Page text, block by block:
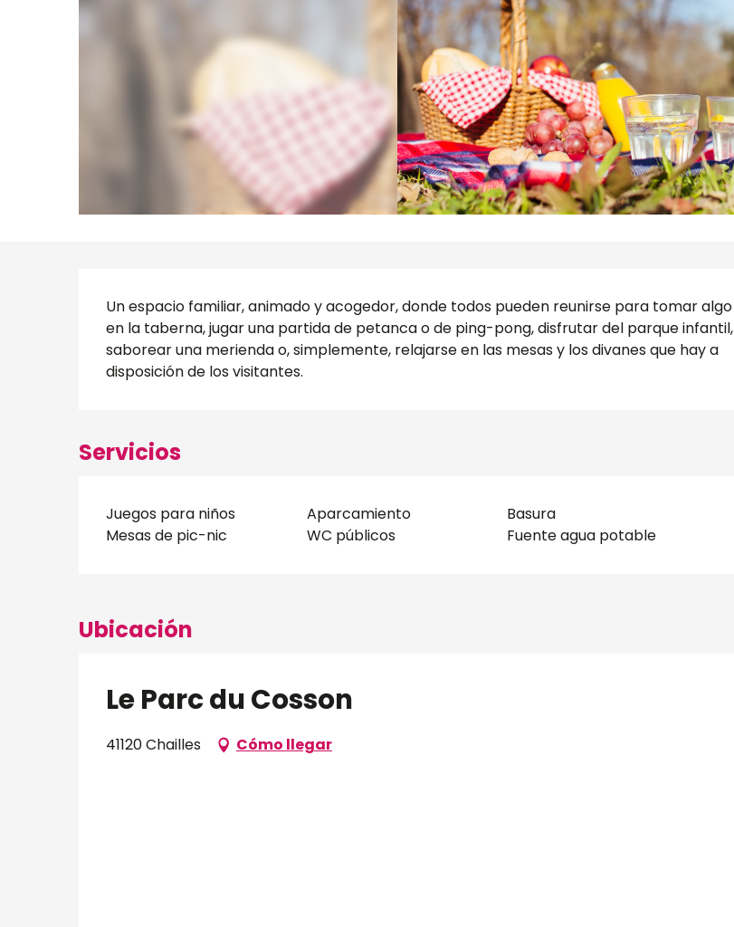
Descripción
Un espacio familiar, animado y acogedor, donde todos pueden reunirse para tomar algo
en la taberna, jugar una partida de petanca o de ping-pong, disfrutar del parque infantil,
saborear una merienda o, simplemente, relajarse en las mesas y los divanes que hay a
disposición de los visitantes.
Servicios
Juegos para niños Aparcamiento
Basura
Mesas de pic-nic
WC públicos Fuente agua potable
Ubicación
Le Parc du Cosson
41120 Chailles Cómo llegar